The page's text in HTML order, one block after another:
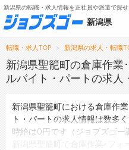
無料会員登録
トップ
詳細情報で求人を探す
新潟県の転職・求人情報を正社員や派遣で探
新潟県
転職・求人TOP 新潟県の求人・転職
新潟県聖籠町の倉庫作業
ルバイト・パートの求人
新潟県聖籠町における倉庫作
ト・パートの求人情報は数多
時給は0円です（ジョブズゴー